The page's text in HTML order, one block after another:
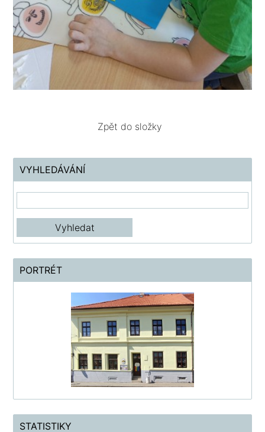
Zpět do složky
VYHLEDÁVÁNÍ
PORTRÉT
STATISTIKY